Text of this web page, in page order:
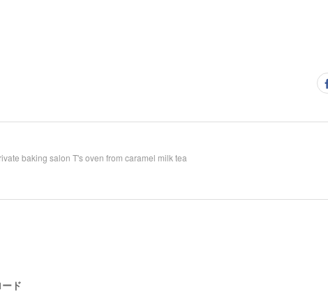
baking salon T's oven from caramel milk tea
ド